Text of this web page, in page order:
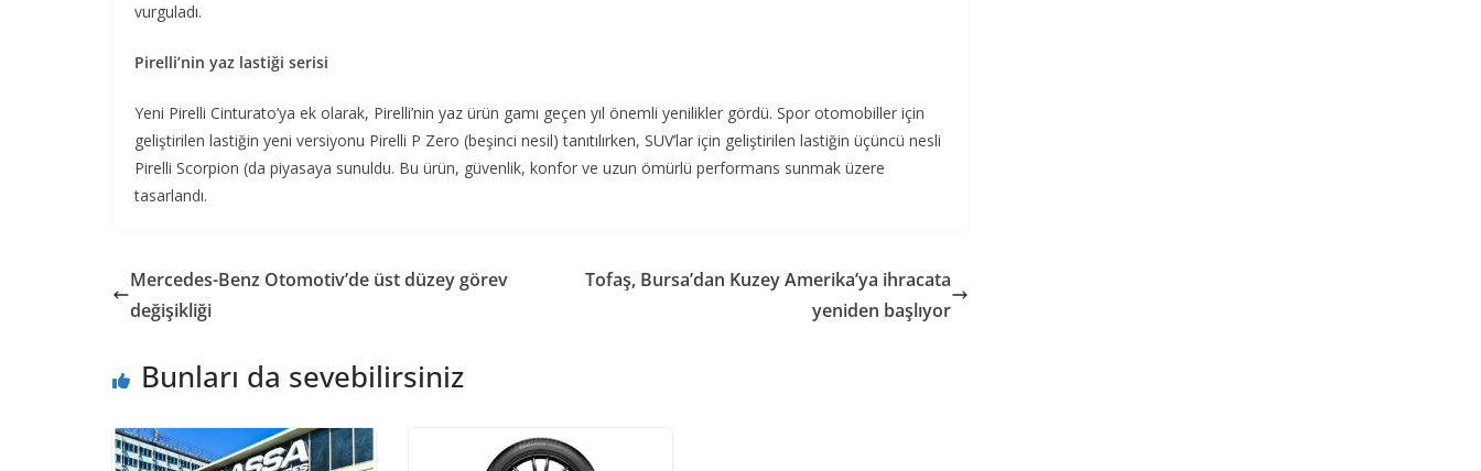
vurguladı.
Pirelli’nin yaz lastiği serisi
Yeni Pirelli Cinturato’ya ek olarak, Pirelli’nin yaz ürün gamı geçen yıl önemli yenilikler gördü. Spor otomobiller için
geliştirilen lastiğin yeni versiyonu Pirelli P Zero (beşinci nesil) tanıtılırken, SUV’lar için geliştirilen lastiğin üçüncü nesli
Pirelli Scorpion (da piyasaya sunuldu. Bu ürün, güvenlik, konfor ve uzun ömürlü performans sunmak üzere
tasarlandı.
Mercedes-Benz Otomotiv’de üst düzey görev
değişikliği
Tofaş, Bursa’dan Kuzey Amerika’ya ihracata
yeniden başlıyor
Bunları da sevebilirsiniz